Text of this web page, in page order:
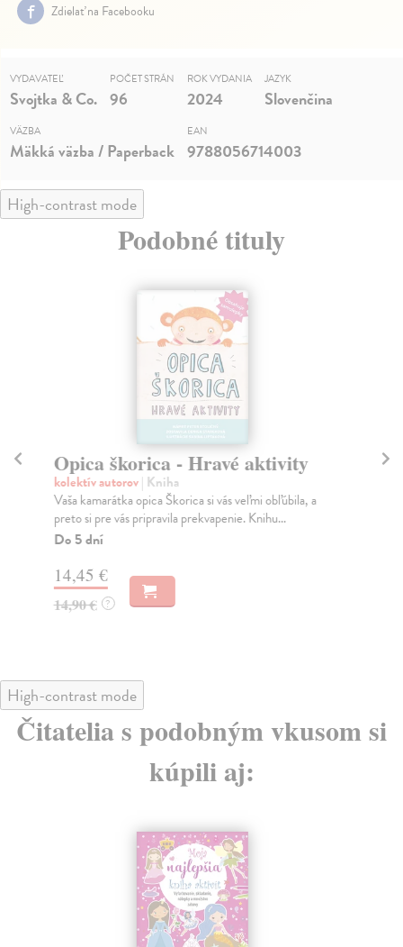
Zdielať na Facebooku
VYDAVATEĽ
Svojtka & Co.
POČET STRÁN
96
ROK VYDANIA
2024
JAZYK
Slovenčina
VÄZBA
Mäkká väzba / Paperback
EAN
9788056714003
High-contrast mode
Podobné tituly
Opica škorica - Hravé aktivity
kolektív autorov| Kniha
Vaša kamarátka opica Škorica si vás veľmi obľúbila, a
preto si pre vás pripravila prekvapenie. Knihu...
Do 5 dní
14,45 €
14,90 € ?
High-contrast mode
Čitatelia s podobným vkusom si
kúpili aj: